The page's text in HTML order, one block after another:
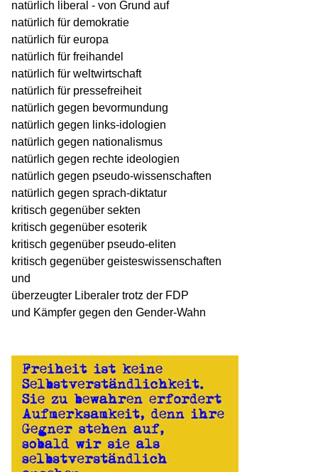
natürlich liberal - von Grund auf
natürlich für demokratie
natürlich für europa
natürlich für freihandel
natürlich für weltwirtschaft
natürlich für pressefreiheit
natürlich gegen bevormundung
natürlich gegen links-idologien
natürlich gegen nationalismus
natürlich gegen rechte ideologien
natürlich gegen pseudo-wissenschaften
natürlich gegen sprach-diktatur
kritisch gegenüber sekten
kritisch gegenüber esoterik
kritisch gegenüber pseudo-eliten
kritisch gegenüber geisteswissenschaften
und
überzeugter Liberaler trotz der FDP
und Kämpfer gegen den Gender-Wahn